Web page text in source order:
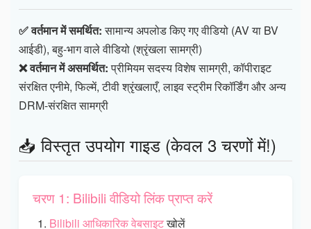
✅ वर्तमान में समर्थित:सामान्य अपलोड किए गए वीडियो (AV या BV
आईडी), बहु-भाग वाले वीडियो (श्रृंखला सामग्री)
❌ वर्तमान में असमर्थित:प्रीमियम सदस्य विशेष सामग्री, कॉपीराइट
संरक्षित एनीमे, फिल्में, टीवी श्रृंखलाएँ, लाइव स्ट्रीम रिकॉर्डिंग और अन्य
DRM-संरक्षित सामग्री
📥 विस्तृत उपयोग गाइड (केवल 3 चरणों में!)
चरण 1: Bilibili वीडियो लिंक प्राप्त करें
Bilibili आधिकारिक वेबसाइटखोलें